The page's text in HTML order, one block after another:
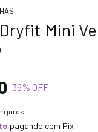
Mini
36% OFF
juros
pagando com Pix